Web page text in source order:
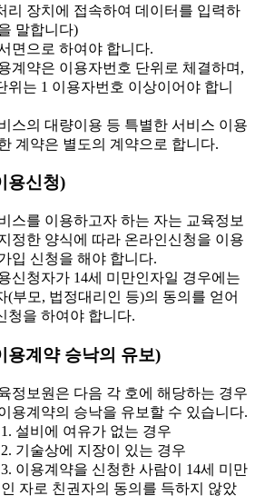
리 장치에 접속하여 데이터를 입력하
말합니다)
면으로 하여야 합니다.
계약은 이용자번호 단위로 체결하며,
위는 1 이용자번호 이상이어야 합니
스의 대량이용 등 특별한 서비스 이용
계약은 별도의 계약으로 합니다.
용신청)
스를 이용하고자 하는 자는 교육정보
정한 양식에 따라 온라인신청을 이용
입 신청을 해야 합니다.
신청자가 14세 미만인자일 경우에는
(부모, 법정대리인 등)의 동의를 얻어
청을 하여야 합니다.
용계약 승낙의 유보)
정보원은 다음 각 호에 해당하는 경우
용계약의 승낙을 유보할 수 있습니다.
1. 설비에 여유가 없는 경우
2. 기술상에 지장이 있는 경우
3. 이용계약을 신청한 사람이 14세 미만
인 자로 친권자의 동의를 득하지 않았